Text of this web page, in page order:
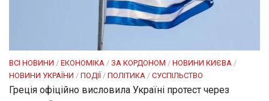
ВСІ НОВИНИ / ЕКОНОМІКА / ЗА КОРДОНОМ / НОВИНИ КИЄВА /
НОВИНИ УКРАЇНИ / ПОДІЇ / ПОЛІТИКА / СУСПІЛЬСТВО
Греція офіційно висловила Україні протест через